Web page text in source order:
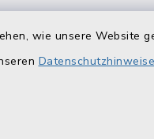
wie unsere Website